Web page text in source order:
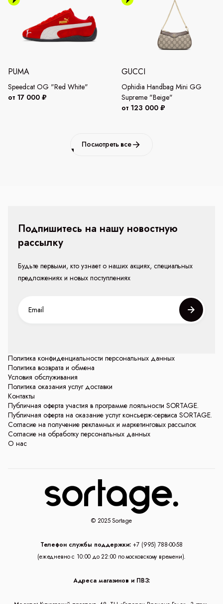
PUMA
Speedcat OG "Red White"
от 17 000 ₽
GUCCI
Ophidia Handbag Mini GG
Supreme "Beige"
от 123 000 ₽
Посмотреть все
Политика конфиденциальности персональных данных
Политика возврата и обмена
Условия обслуживания
Политика оказания услуг доставки
Контакты
Публичная оферта участия в программе лояльности SORTAGE.
Публичная оферта на оказание услуг консьерж-сервиса SORTAGE.
Согласие на получение рекламных и маркетинговых рассылок
Согласие на обработку персональных данных
О нас
Подпишитесь на нашу новостную
рассылку
Будьте первыми, кто узнает о наших акциях, специальных
предложениях и новых поступлениях
© 2025 Sortage
Телефон службы поддержки: +7 (995) 788-00-58
(ежедневно с 10:00 до 22:00 по московскому времени).
Адреса магазинов и ПВЗ: